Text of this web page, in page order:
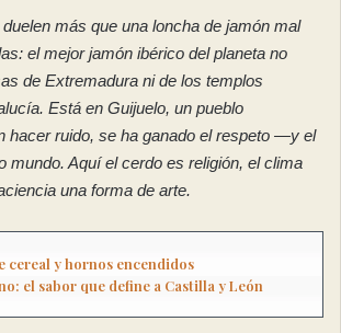
más que una loncha de jamón mal
el mejor jamón ibérico del planeta no
de Extremadura ni de los templos
Está en Guijuelo, un pueblo
hacer ruido, se ha ganado el respeto —y el
mundo. Aquí el cerdo es religión, el clima
una forma de arte.
y hornos encendidos
el sabor que define a Castilla y León